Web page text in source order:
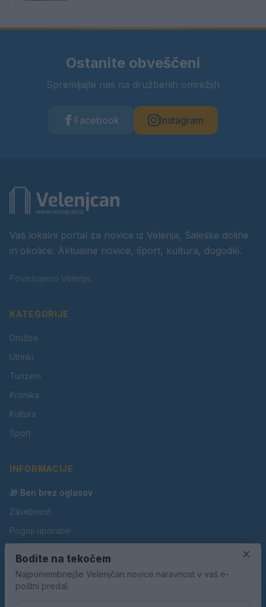
Ostanite obveščeni
Spremljajte nas na družbenih omrežjih
Facebook Instagram
Vaš lokalni portal za novice iz Velenja, Šaleške doline
in okolice. Aktualne novice, šport, kultura, dogodki.
Povezujemo Velenje.
KATEGORIJE
Družba
Utrinki
Turizem
Kronika
Kultura
Šport
INFORMACIJE
🎁 Beri brez oglasov
Zasebnost
Pogoji uporabe
Oglaševanje
Kontakt
×
Bodite na tekočem
Najpomembnejše Velenjčan novice naravnost v vaš e-
poštni predal.